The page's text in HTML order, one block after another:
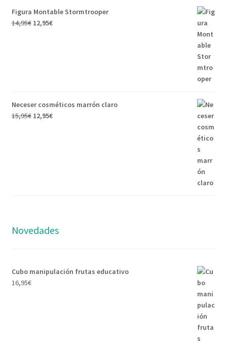
Figura Montable Stormtrooper
14,95€ El
12,95€El
Neceser cosméticos marrón claro
15,95€ El
12,95€El
Novedades
Cubo manipulación frutas educativo
16,95€